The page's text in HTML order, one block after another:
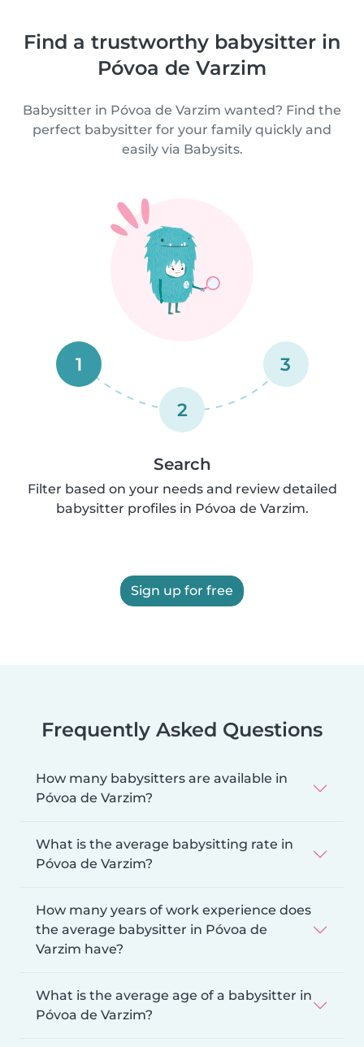
Find a trustworthy babysitter in
Póvoa de Varzim
Babysitter in Póvoa de Varzim wanted? Find the
perfect babysitter for your family quickly and
easily via Babysits.
1
2
3
Search
Filter based on your needs and review detailed
babysitter profiles in Póvoa de Varzim.
Sign up for free
Frequently Asked Questions
How many babysitters are available in
Póvoa de Varzim?
What is the average babysitting rate in
Póvoa de Varzim?
How many years of work experience does
the average babysitter in Póvoa de
Varzim have?
What is the average age of a babysitter in
Póvoa de Varzim?